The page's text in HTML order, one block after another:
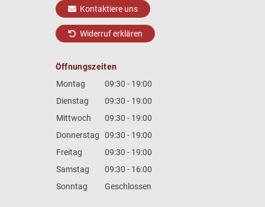
Kontaktiere uns
Widerruf erklären
Öffnungszeiten
Montag
09:30 - 19:00
Dienstag
09:30 - 19:00
Mittwoch
09:30 - 19:00
Donnerstag
09:30 - 19:00
Freitag
09:30 - 19:00
Samstag
09:30 - 16:00
Sonntag
Geschlossen